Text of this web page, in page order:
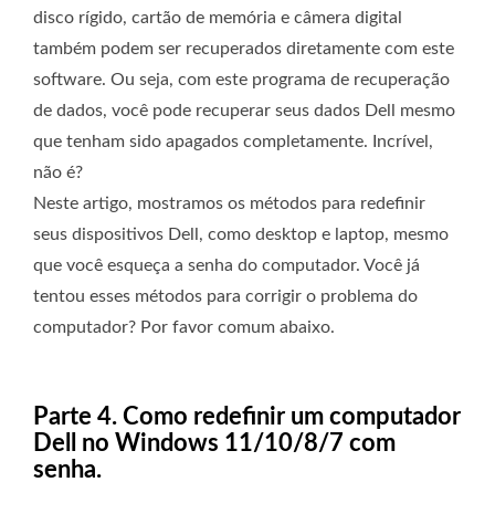
disco rígido, cartão de memória e câmera digital
também podem ser recuperados diretamente com este
software. Ou seja, com este programa de recuperação
de dados, você pode recuperar seus dados Dell mesmo
que tenham sido apagados completamente. Incrível,
não é?
Neste artigo, mostramos os métodos para redefinir
seus dispositivos Dell, como desktop e laptop, mesmo
que você esqueça a senha do computador. Você já
tentou esses métodos para corrigir o problema do
computador? Por favor comum abaixo.
Parte 4. Como redefinir um computador
Dell no Windows 11/10/8/7 com
senha.